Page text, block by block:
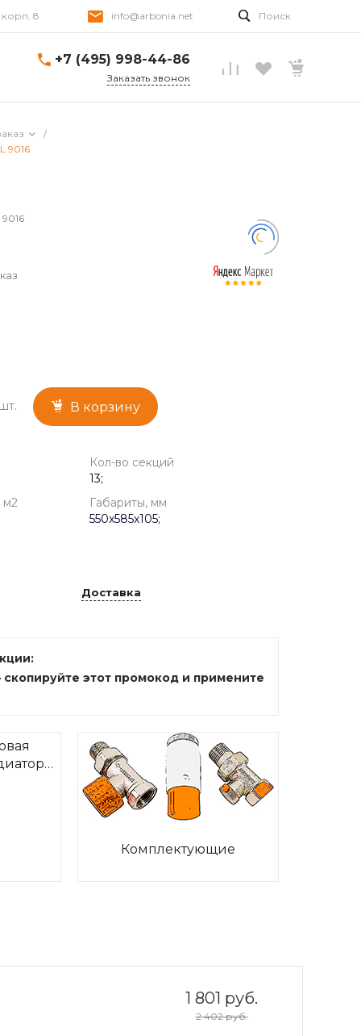
корп. 8 info@arbonia.net Поиск
+7 (495) 998-44-86
Заказать звонок
/
9016
9016
шт. В корзину
Кол-во секций
13;
м2
Габариты, мм
550x585x105;
Доставка
скопируйте этот промокод и примените
Комплектующие
1 801 руб.
2 402 руб.